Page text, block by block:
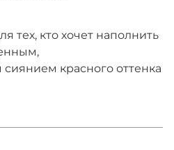
тех, кто хочет наполнить
красного оттенка